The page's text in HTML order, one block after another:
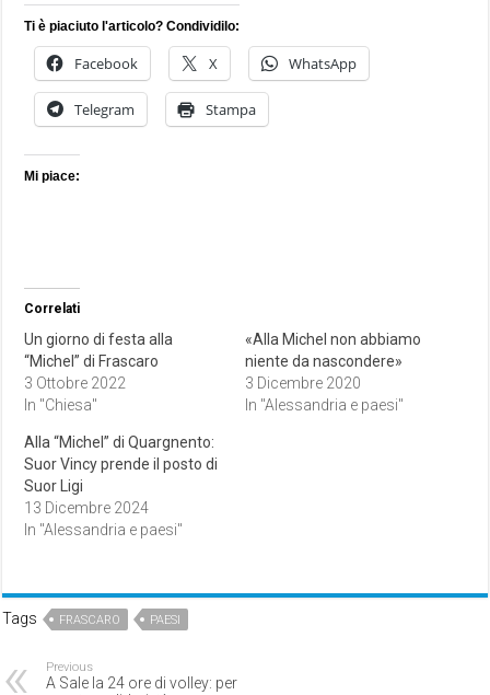
Ti è piaciuto l'articolo? Condividilo:
Facebook X WhatsApp
Telegram Stampa
Mi piace:
Correlati
Un giorno di festa alla
“Michel” di Frascaro
3 Ottobre 2022
In "Chiesa"
«Alla Michel non abbiamo
niente da nascondere»
3 Dicembre 2020
In "Alessandria e paesi"
Alla “Michel” di Quargnento:
Suor Vincy prende il posto di
Suor Ligi
13 Dicembre 2024
In "Alessandria e paesi"
Tags FRASCARO PAESI
Previous
A Sale la 24 ore di volley: per